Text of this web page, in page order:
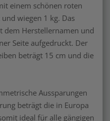
einem schönen roten
wiegen 1 kg. Das
dem Herstellernamen und
Seite aufgedruckt. Der
beträgt 15 cm und die
Aussparungen
beträgt die in Europa
ideal für alle gängigen